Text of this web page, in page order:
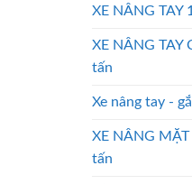
XE NÂNG TAY
XE NÂNG TAY
tấn
Xe nâng tay -
XE NÂNG
tấn